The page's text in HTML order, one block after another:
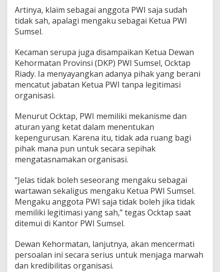
r
w
r
g
a
n
s
i
Artinya, klaim sebagai anggota PWI saja sudah
tidak sah, apalagi mengaku sebagai Ketua PWI
Sumsel.
Kecaman serupa juga disampaikan Ketua Dewan
Kehormatan Provinsi (DKP) PWI Sumsel, Ocktap
Riady. Ia menyayangkan adanya pihak yang berani
mencatut jabatan Ketua PWI tanpa legitimasi
organisasi.
Menurut Ocktap, PWI memiliki mekanisme dan
aturan yang ketat dalam menentukan
kepengurusan. Karena itu, tidak ada ruang bagi
pihak mana pun untuk secara sepihak
mengatasnamakan organisasi.
“Jelas tidak boleh seseorang mengaku sebagai
wartawan sekaligus mengaku Ketua PWI Sumsel.
Mengaku anggota PWI saja tidak boleh jika tidak
memiliki legitimasi yang sah,” tegas Ocktap saat
ditemui di Kantor PWI Sumsel.
Dewan Kehormatan, lanjutnya, akan mencermati
persoalan ini secara serius untuk menjaga marwah
dan kredibilitas organisasi.